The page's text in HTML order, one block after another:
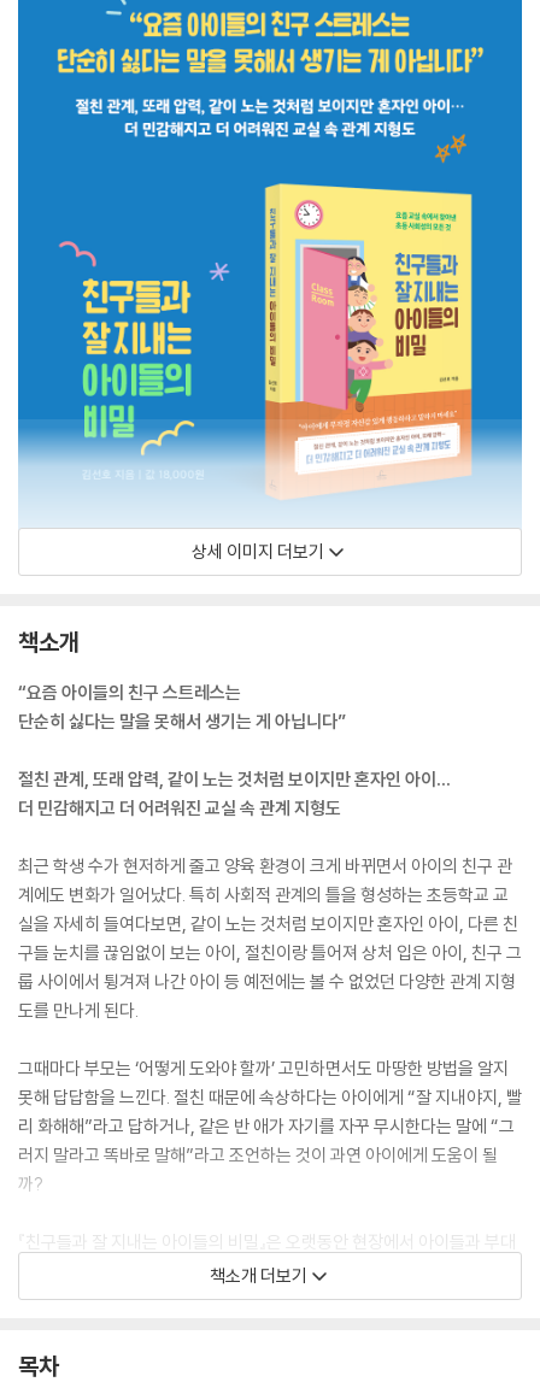
상세 이미지 더보기
책소개
“요즘 아이들의 친구 스트레스는
단순히 싫다는 말을 못해서 생기는 게 아닙니다”
절친 관계, 또래 압력, 같이 노는 것처럼 보이지만 혼자인 아이…
더 민감해지고 더 어려워진 교실 속 관계 지형도
최근 학생 수가 현저하게 줄고 양육 환경이 크게 바뀌면서 아이의 친구 관
계에도 변화가 일어났다. 특히 사회적 관계의 틀을 형성하는 초등학교 교
실을 자세히 들여다보면, 같이 노는 것처럼 보이지만 혼자인 아이, 다른 친
구들 눈치를 끊임없이 보는 아이, 절친이랑 틀어져 상처 입은 아이, 친구 그
룹 사이에서 튕겨져 나간 아이 등 예전에는 볼 수 없었던 다양한 관계 지형
도를 만나게 된다.
그때마다 부모는 ‘어떻게 도와야 할까’ 고민하면서도 마땅한 방법을 알지
못해 답답함을 느낀다. 절친 때문에 속상하다는 아이에게 “잘 지내야지, 빨
리 화해해”라고 답하거나, 같은 반 애가 자기를 자꾸 무시한다는 말에 “그
러지 말라고 똑바로 말해”라고 조언하는 것이 과연 아이에게 도움이 될
까?
『친구들과 잘 지내는 아이들의 비밀』은 오랫동안 현장에서 아이들과 부대
끼며 소통해 온 저자가 요즘 교실 속 실제 사례 속에서 친구 스트레스의 양
상과 이유를 분석하고, 부모가 가정에서 구체적으로 적용할 수 있는 방법
심각성 등에 따라 부모가 어떻게 적절한 개입과 피드백을 하면 될지 다정
책소개 더보기
목차